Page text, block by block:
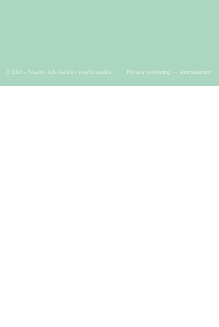
© 2026 - Woarst - Alle Rechten Voorbehouden Privacy verklaring - Voorwaarden